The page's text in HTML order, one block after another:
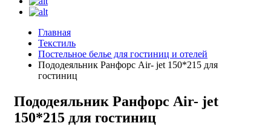
Главная
Текстиль
Постельное белье для гостиниц и отелей
Пододеяльник Ранфорс Air- jet 150*215 для
гостиниц
Пододеяльник Ранфорс Air- jet
150*215 для гостиниц